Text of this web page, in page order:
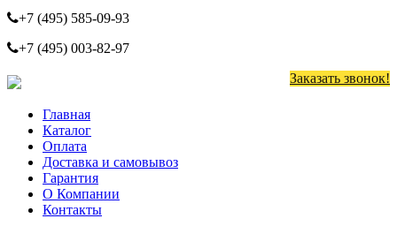
+7 (495) 585-09-93
+7 (495) 003-82-97
Заказать звонок!
Главная
Каталог
Оплата
Доставка и самовывоз
Гарантия
О Компании
Контакты